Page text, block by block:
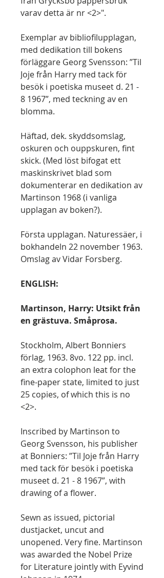
varav detta är nr <2>".
Exemplar av bibliofilupplagan,
med dedikation till bokens
förläggare Georg Svensson: ”Til
Joje från Harry med tack för
besök i poetiska museet d. 21 -
8 1967”, med teckning av en
blomma.
Häftad, dek. skyddsomslag,
oskuren och ouppskuren, fint
skick. (Med löst bifogat ett
maskinskrivet blad som
dokumenterar en dedikation av
Martinson 1968 (i vanliga
upplagan av boken?).
Första upplagan. Naturessäer, i
bokhandeln 22 november 1963.
Omslag av Vidar Forsberg.
ENGLISH:
Martinson, Harry: Utsikt från
en grästuva. Småprosa.
Stockholm, Albert Bonniers
förlag, 1963. 8vo. 122 pp. incl.
an extra colophon leat for the
fine-paper state, limited to just
25 copies, of which this is no
<2>.
Inscribed by Martinson to
Georg Svensson, his publisher
at Bonniers: ”Til Joje från Harry
med tack för besök i poetiska
museet d. 21 - 8 1967”, with
drawing of a flower.
Sewn as issued, pictorial
dustjacket, uncut and
unopened. Very fine. Martinson
was awarded the Nobel Prize
for Literature jointly with Eyvind